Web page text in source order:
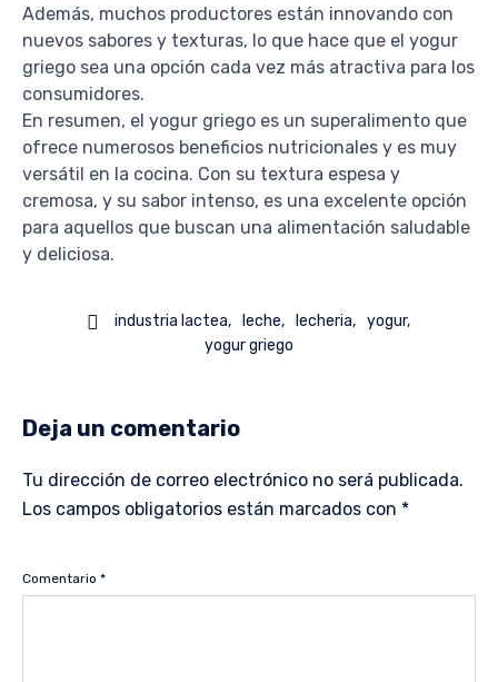
Además, muchos productores están innovando con
nuevos sabores y texturas, lo que hace que el yogur
griego sea una opción cada vez más atractiva para los
consumidores.
En resumen, el yogur griego es un superalimento que
ofrece numerosos beneficios nutricionales y es muy
versátil en la cocina. Con su textura espesa y
cremosa, y su sabor intenso, es una excelente opción
para aquellos que buscan una alimentación saludable
y deliciosa.
 industria lactea leche lecheria
yogur
yogur griego
Deja un comentario
Tu dirección de correo electrónico no será publicada.
Los campos obligatorios están marcados con *
Comentario *